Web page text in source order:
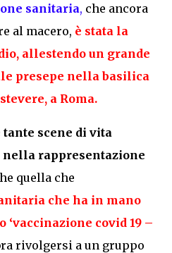
sanitaria, che ancora
al macero, è stata la
allestendo un grande
presepe nella basilica
a Roma.
scene di vita
rappresentazione
quella che
che ha in mano
covid 19 –
rivolgersi a un gruppo